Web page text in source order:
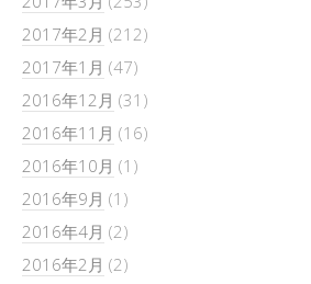
2017年2月 (212)
2017年1月 (47)
2016年12月 (31)
2016年11月 (16)
2016年10月 (1)
2016年9月 (1)
2016年4月 (2)
2016年2月 (2)